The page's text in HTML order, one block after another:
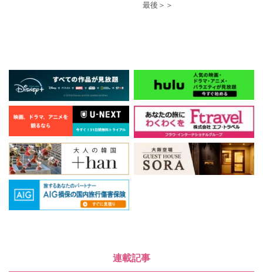
最後＞＞
連載記事